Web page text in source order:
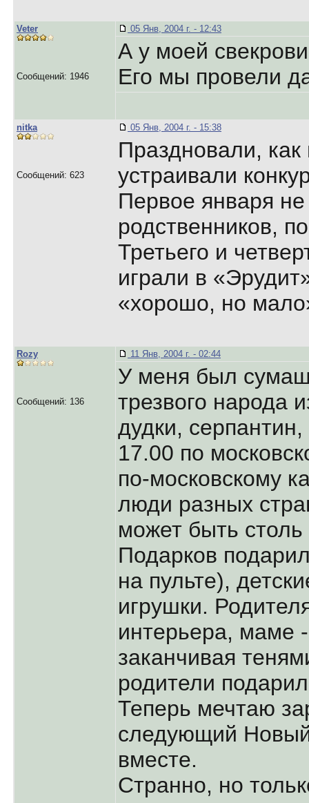
Veter
Сообщений: 1946
05 Янв, 2004 г. - 12:43
А у моей
Его мы провели
nitka
Сообщений: 623
05 Янв, 2004 г. - 15:38
Праздновали,
устраивали
Первое января
родственников,
Третьего и
играли в
«хорошо, но
Rozy
Сообщений: 136
11 Янв, 2004 г. - 02:44
У меня был
трезвого народа
дудки,
17.00 по
по-московскому
люди разных
может быть
Подарков
на пульте),
игрушки.
интерьера, маме
заканчивая
родители
Теперь мечтаю
следующий Новый
вместе.
Странно, но